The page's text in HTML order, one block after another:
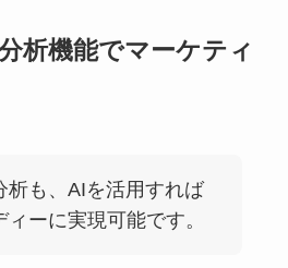
析機能でマーケティ
析も、AIを活用すれば
ィーに実現可能です。